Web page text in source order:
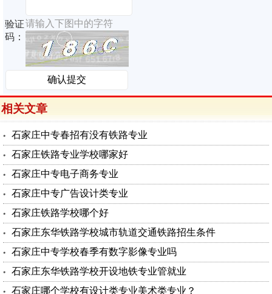
验证
码：
请输入下图中的字符
相关文章
石家庄中专春招有没有铁路专业
石家庄铁路专业学校哪家好
石家庄中专电子商务专业
石家庄中专广告设计类专业
石家庄铁路学校哪个好
石家庄东华铁路学校城市轨道交通铁路招生条件
石家庄中专学校春季有数字影像专业吗
石家庄东华铁路学校开设地铁专业管就业
石家庄哪个学校有设计类专业美术类专业？